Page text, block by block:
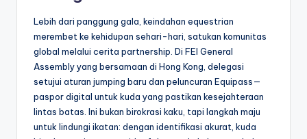
Lebih dari panggung gala, keindahan equestrian
merembet ke kehidupan sehari-hari, satukan komunitas
global melalui cerita partnership. Di FEI General
Assembly yang bersamaan di Hong Kong, delegasi
setujui aturan jumping baru dan peluncuran Equipass—
paspor digital untuk kuda yang pastikan kesejahteraan
lintas batas. Ini bukan birokrasi kaku, tapi langkah maju
untuk lindungi ikatan: dengan identifikasi akurat, kuda